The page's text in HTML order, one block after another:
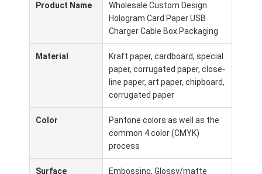
Prodotti
Visita alla fabbrica
Contattaci
Product Name
Wholesale Custom Design
Hologram Card Paper USB
Charger Cable Box Packaging
Material
Kraft paper, cardboard, special
paper, corrugated paper, close-
line paper, art paper, chipboard,
corrugated paper
Color
Pantone colors as well as the
common 4 color (CMYK)
process
Surface
Embossing, Glossy/matte